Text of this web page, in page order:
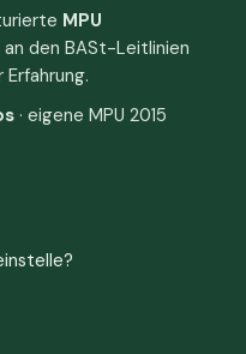
MPU
den BASt-Leitlinien
· eigene MPU 2015